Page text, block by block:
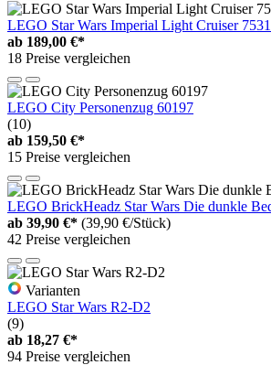
LEGO Star Wars Imperial Light Cruiser
ab 189,00 €*
18 Preise vergleichen
LEGO City Personenzug 60197
(10)
ab 159,50 €*
15 Preise vergleichen
LEGO BrickHeadz Star Wars Die dunkle
ab 39,90 €* (39,90 €/Stück)
42 Preise vergleichen
Varianten
LEGO Star Wars R2-D2
(9)
ab 18,27 €*
94 Preise vergleichen